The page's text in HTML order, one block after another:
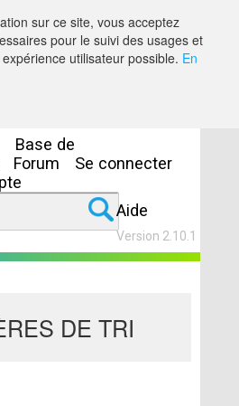
Base de
Forum
Se connecter
Aide
Version 2.10.1
DE TRI
sur ce site, vous acceptez
pour le suivi des usages et
utilisateur possible. En